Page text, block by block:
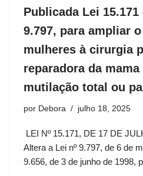
Publicada Lei 15.171
9.797, para ampliar
mulheres à cirurgia
reparadora da
mutilação total ou
por Debora julho 18, 2025
LEI Nº 15.171, DE 17 DE
Altera a Lei nº 9.797, de 6 de
9.656, de 3 de junho de 1998,